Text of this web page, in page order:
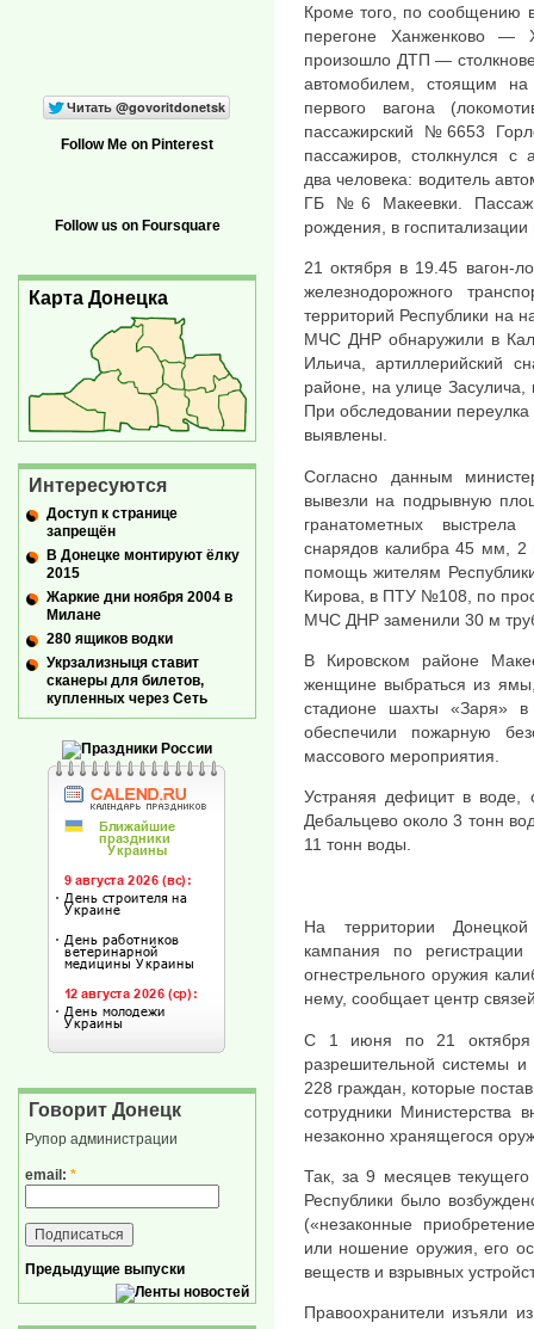
Кроме того, по сообщению
перегоне Ханженково —
произошло ДТП —
автомобилем, стоящим
первого вагона
пассажирский №6653
пассажиров, столкнулся с
два человека: водитель
ГБ №6 Макеевки.
рождения, в
21 октября в 19.45 вагон-
железнодорожного
территорий Республики на
МЧС ДНР обнаружили в
Ильича, артиллерийский
районе, на улице
При обследовании
выявлены.
Согласно данным
вывезли на подрывную
гранатометных
снарядов калибра 45 мм,
помощь жителям
Кирова, в ПТУ №108, по
МЧС ДНР заменили 30 м
В Кировском районе
женщине выбраться из
стадионе шахты «Заря» в
обеспечили пожарную
массового мероприятия.
Устраняя дефицит в
Дебальцево около 3 тонн
11 тонн воды.
На территории
кампания по регистрации
огнестрельного оружия
нему, сообщает центр
С 1 июня по 21 октября
разрешительной системы
228 граждан, которые
сотрудники Министерства
незаконно хранящегося
Так, за 9 месяцев
Республики было
(«незаконные
или ношение оружия, его
веществ и взрывных
Правоохранители изъяли
Follow Me on Pinterest
Follow us on Foursquare
Карта Донецка
Интересуются
Доступ к странице
запрещён
В Донецке монтируют ёлку
2015
Жаркие дни ноября 2004 в
Милане
280 ящиков водки
Укрзализныця ставит
сканеры для билетов,
купленных через Сеть
Говорит Донецк
Рупор администрации
email: *
Предыдущие выпуски